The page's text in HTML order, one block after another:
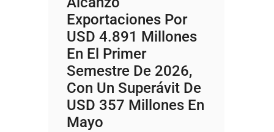
Exportaciones Por
USD 4.891 Millones
En El Primer
Semestre De 2026,
Con Un Superávit De
USD 357 Millones En
Mayo